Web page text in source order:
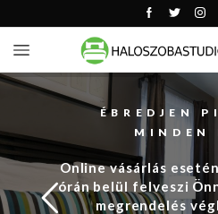
ÉBREDJEN
MINDEN
Online vásárlás
órán belül felveszi
megrendelés